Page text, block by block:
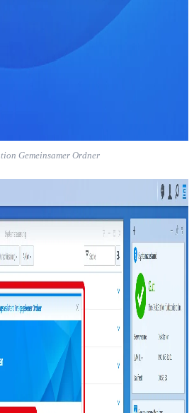
Gemeinsamer Ordner